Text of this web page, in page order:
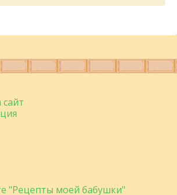
"Рецепты моей бабушки"